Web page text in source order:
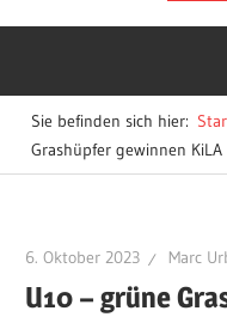
Sie befinden sich hier:
Grashüpfer gewinnen
6. Oktober 2023 Marc
U10 – grüne